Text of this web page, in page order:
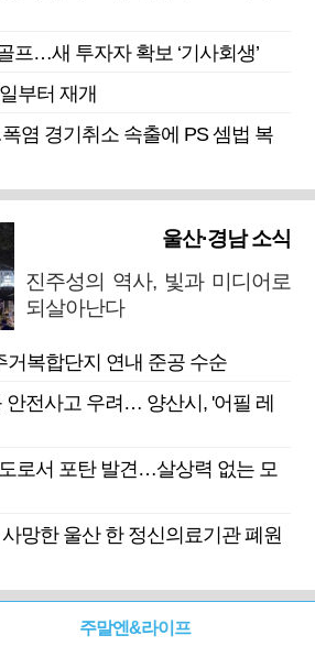
프…새 투자자 확보 ‘기사회생’
부터 재개
염 경기취소 속출에 PS 셈법 복
울산·경남 소식
진주성의 역사, 빛과 미디어로
되살아난다
거복합단지 연내 준공 수순
전사고 우려… 양산시, '어필 레
로서 포탄 발견…살상력 없는 모
망한 울산 한 정신의료기관 폐원
주말엔&라이프